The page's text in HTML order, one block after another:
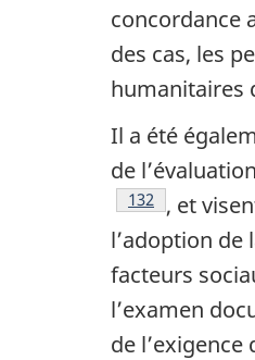
concordance
des cas, les
humanitaires
Il a été
de
Notes de bas de
132
, et
l’adoption de
facteurs
l’examen
de